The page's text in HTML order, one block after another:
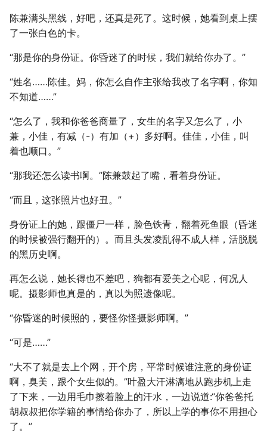
陈兼满头黑线，好吧，还真是死了。这时候，她看到桌上摆
了一张白色的卡。
“那是你的身份证。你昏迷了的时候，我们就给你办了。”
“姓名……陈佳。妈，你怎么自作主张给我改了名字啊，你知
不知道……”
“怎么了，我和你爸爸商量了，女生的名字又怎么了，小
兼，小佳，有减（-）有加（+）多好啊。佳佳，小佳，叫
着也顺口。”
“那我还怎么读书啊。”陈兼鼓起了嘴，看着身份证。
“而且，这张照片也好丑。”
身份证上的她，跟僵尸一样，脸色铁青，翻着死鱼眼（昏迷
的时候被强行翻开的）。而且头发凌乱得不成人样，活脱脱
的黑历史啊。
再怎么说，她长得也不差吧，狗都有爱美之心呢，何况人
呢。摄影师也真是的，真以为照遗像呢。
“你昏迷的时候照的，要怪你怪摄影师啊。”
“可是……”
“大不了就是去上个网，开个房，平常时候谁注意的身份证
啊，臭美，跟个女生似的。”叶盈大汗淋漓地从跑步机上走
了下来，一边用毛巾擦着脸上的汗水，一边说道:“你爸爸托
胡叔叔把你学籍的事情给你办了，所以上学的事你不用担心
了。”